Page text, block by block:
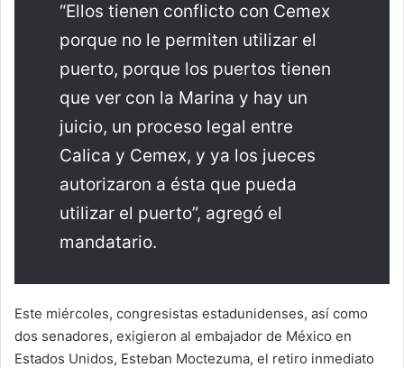
“Ellos tienen conflicto con Cemex
porque no le permiten utilizar el
puerto, porque los puertos tienen
que ver con la Marina y hay un
juicio, un proceso legal entre
Calica y Cemex, y ya los jueces
autorizaron a ésta que pueda
utilizar el puerto”, agregó el
mandatario.
Este miércoles, congresistas estadunidenses, así como
dos senadores, exigieron al embajador de México en
Estados Unidos, Esteban Moctezuma, el retiro inmediato